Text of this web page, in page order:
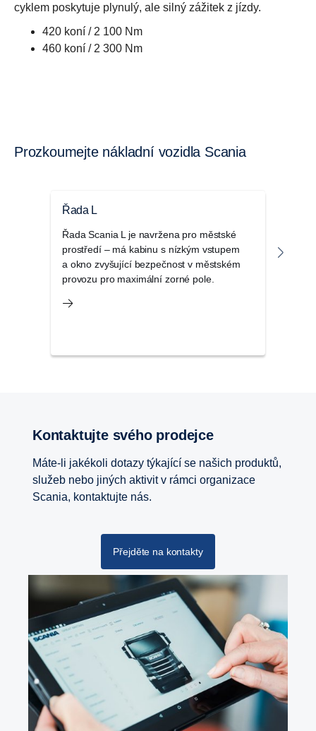
cyklem poskytuje plynulý, ale silný zážitek z jízdy.
420 koní / 2 100 Nm
460 koní / 2 300 Nm
Prozkoumejte nákladní vozidla Scania
Řada L
Řada Scania L je navržena pro městské
prostředí – má kabinu s nízkým vstupem
a okno zvyšující bezpečnost v městském
provozu pro maximální zorné pole.
Kontaktujte svého prodejce
Máte-li jakékoli dotazy týkající se našich produktů,
služeb nebo jiných aktivit v rámci organizace
Scania, kontaktujte nás.
Přejděte na kontakty